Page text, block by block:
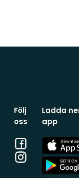
Följ
oss
Facebook
Instagram
Ladda
app
App
Store
App
Store